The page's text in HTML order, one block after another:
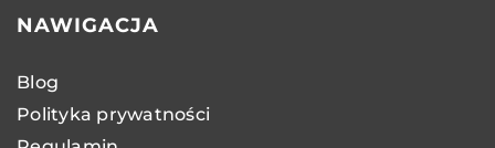
NAWIGACJA
Blog
Polityka prywatności